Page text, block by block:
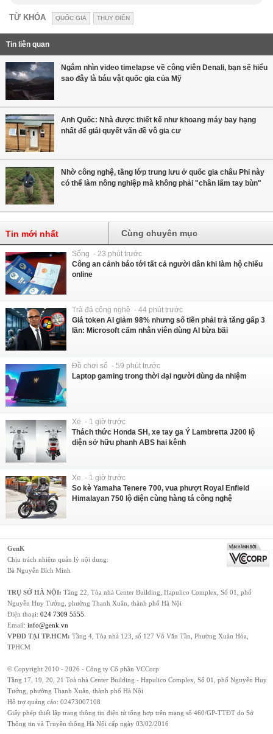
TỪ KHÓA QUỐC GIA THỤY ĐIỂN
Tin liên quan
Ngắm nhìn video timelapse về công viên Denali, bạn sẽ hiểu
sao đây là báu vật quốc gia của Mỹ
Anh Quốc: Nhà được thiết kế như khoang máy bay hạng
nhất để giải quyết vấn đề vô gia cư
Nhờ công nghệ, tầng lớp trung lưu ở quốc gia châu Phi này
có thể làm nông nghiệp mà không phải "chân lấm tay bùn"
Tin mới nhất Cùng chuyên mục
Sống - 23 phút trước
Công an cảnh báo tới tất cả người dân khi làm hộ chiếu
online
Trà đá công nghệ - 44 phút trước
Giá token AI giảm 98% nhưng số tiền phải trả tăng gấp 3
lần: Microsoft cấm nhân viên dùng AI bừa bãi
Đồ chơi số - 59 phút trước
Laptop gaming trong thời đại người dùng đa nhiệm
Xe - 1 giờ trước
Thách thức Honda SH, xe tay ga Ý Lambretta J200 lộ
diện sở hữu phanh ABS hai kênh
Xe - 1 giờ trước
So kè Yamaha Tenere 700, vua phượt Royal Enfield
Himalayan 750 lộ diện cùng hàng tá công nghệ
GenK
Chịu trách nhiệm quản lý nội dung:
Bà Nguyễn Bích Minh
TRỤ SỞ HÀ NỘI: Tầng 22, Tòa nhà Center Building, Hapulico Complex, Số 01, phố
Nguyễn Huy Tưởng, phường Thanh Xuân, thành phố Hà Nội
Điện thoại: 024 7309 5555
Email: info@genk.vn
VPĐD TẠI TP.HCM: Tầng 4, Tòa nhà 123, số 127 Võ Văn Tần, Phường Xuân Hòa,
TPHCM
© Copyright 2010 - 2026 - Công ty Cổ phần VCCorp
Tầng 17, 19, 20, 21 Toà nhà Center Building - Hapulico Complex, Số 01, phố Nguyễn Huy
Tưởng, phường Thanh Xuân, thành phố Hà Nội
Hỗ trợ quảng cáo: 02473007108
Giấy phép thiết lập trang thông tin điện tử tổng hợp trên mạng số 460/GP-TTĐT do Sở
Thông tin và Truyền thông Hà Nội cấp ngày 03/02/2016